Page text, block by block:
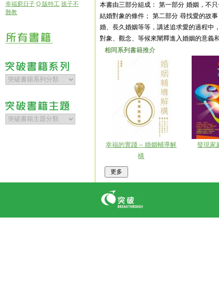
幸福窮日子 Q 版特工 孩子不
難教
本書由三部分組成： 第一部分 婚姻，不
結婚對象的條件； 第二部分 尋找愛的故
婚、長久婚姻等等，講述追求愛的過程中
對象、觀念、等候來闡釋進入婚姻的意義
相同系列書籍推介
幸福的實踐 – 婚姻輔導解
構
發現家